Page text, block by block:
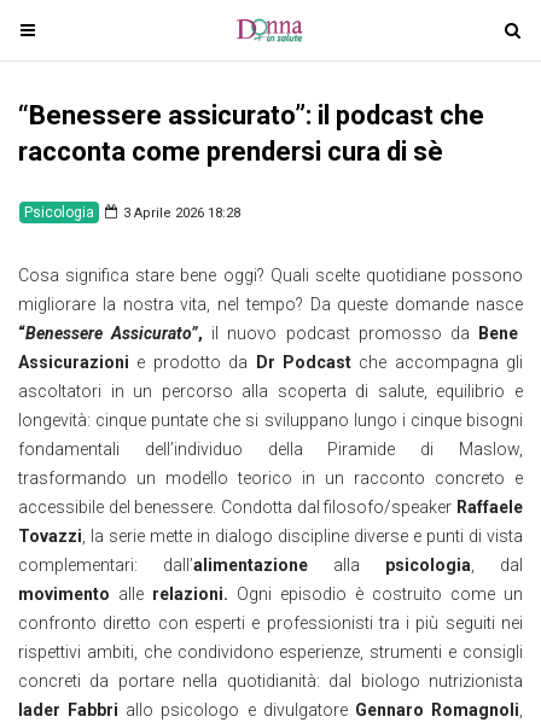
T
o
g
l
n
T
o
t
o
“Benessere assicurato”: il podcast che
racconta come prendersi cura di sè
Psicologia 3 Aprile 2026 18:28
Cosa significa stare bene oggi? Quali scelte quotidiane possono
migliorare la nostra vita, nel tempo? Da queste domande nasce
“Benessere Assicurato”, il nuovo podcast promosso da
Bene
Assicurazioni e prodotto da Dr Podcast che accompagna gli
ascoltatori in un percorso alla scoperta di salute, equilibrio e
longevità: cinque puntate che si sviluppano lungo i cinque bisogni
fondamentali dell’individuo della Piramide di Maslow,
trasformando un modello teorico in un racconto concreto e
accessibile del benessere. Condotta dal filosofo/speaker Raffaele
Tovazzi , la serie mette in dialogo discipline diverse e punti di vista
complementari: dall’alimentazione alla psicologia , dal
movimento alle relazioni. Ogni episodio è costruito come un
confronto diretto con esperti e professionisti tra i più seguiti nei
rispettivi ambiti, che condividono esperienze, strumenti e consigli
concreti da portare nella quotidianità: dal biologo nutrizionista
Iader Fabbri allo psicologo e divulgatore Gennaro Romagnoli